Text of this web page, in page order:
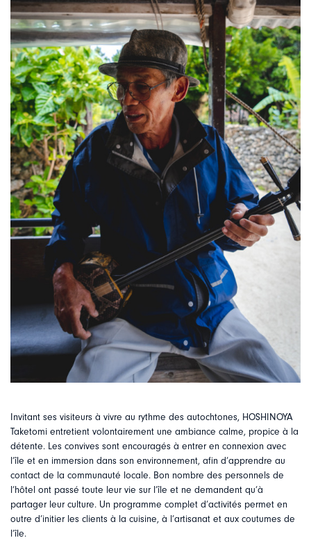
Invitant ses visiteurs à vivre au rythme des autochtones, HOSHINOYA
Taketomi entretient volontairement une ambiance calme, propice à la
détente. Les convives sont encouragés à entrer en connexion avec
l’île et en immersion dans son environnement, afin d’apprendre au
contact de la communauté locale. Bon nombre des personnels de
l’hôtel ont passé toute leur vie sur l’île et ne demandent qu’à
partager leur culture. Un programme complet d’activités permet en
outre d’initier les clients à la cuisine, à l’artisanat et aux coutumes de
l’île.